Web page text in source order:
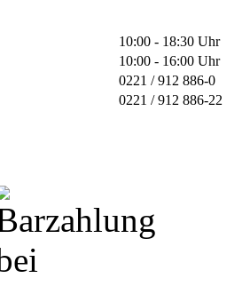
10:00 - 18:30 Uhr
10:00 - 16:00 Uhr
0221 / 912 886-0
0221 / 912 886-22